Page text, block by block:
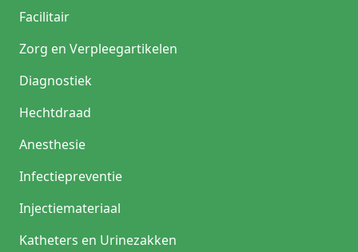
Facilitair
Zorg en Verpleegartikelen
Diagnostiek
Hechtdraad
Anesthesie
Infectiepreventie
Injectiemateriaal
Katheters en Urinezakken